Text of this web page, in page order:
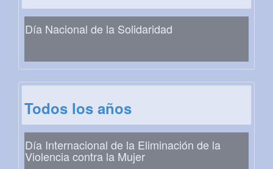
Día Nacional de la Solidaridad
Todos los años
Día Internacional de la Eliminación de la
Violencia contra la Mujer